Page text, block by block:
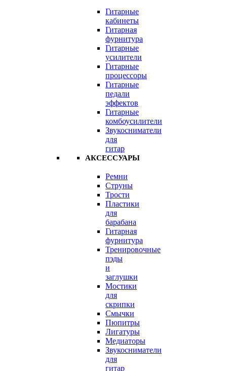
Гитарные
кабинеты
Гитарная
фурнитура
Гитарные
усилители
Гитарные
процессоры
Гитарные
педали
эффектов
Гитарные
комбоусилители
Звукосниматели
для
гитар
АКСЕССУАРЫ
Ремни
Струны
Трости
Пластики
для
барабана
Гитарная
фурнитура
Тренировочные
пэды
и
заглушки
Мостики
для
скрипки
Смычки
Пюпитры
Лигатуры
Медиаторы
Звукосниматели
для
гитар